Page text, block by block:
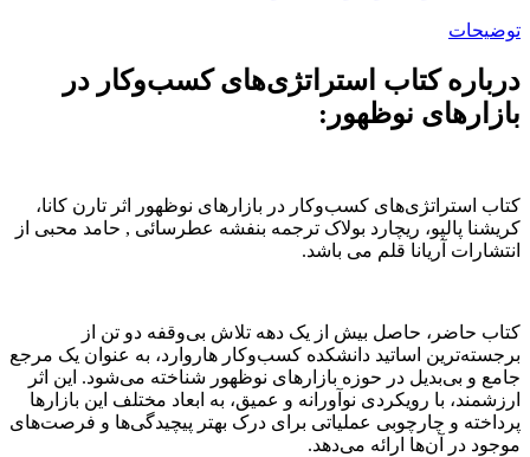
توضیحات
درباره کتاب استراتژی‌های کسب‌وکار در
بازارهای نوظهور:
کتاب استراتژی‌های کسب‌وکار در بازارهای نوظهور اثر تارن کانا،
کریشنا پالپو، ریچارد بولاک ترجمه بنفشه عطرسائی , حامد محبی از
انتشارات آریانا قلم می باشد.
کتاب حاضر، حاصل بیش از یک دهه تلاش بی‌وقفه دو تن از
برجسته‌ترین اساتید دانشکده کسب‌وکار هاروارد، به عنوان یک مرجع
جامع و بی‌بدیل در حوزه بازارهای نوظهور شناخته می‌شود. این اثر
ارزشمند، با رویکردی نوآورانه و عمیق، به ابعاد مختلف این بازارها
پرداخته و چارچوبی عملیاتی برای درک بهتر پیچیدگی‌ها و فرصت‌های
موجود در آن‌ها ارائه می‌دهد.